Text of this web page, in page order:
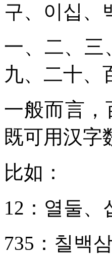
구、이십、
一、二、三
九、二十、
一般而言
既可用汉字
比如：
12：열둘、
735：칠백